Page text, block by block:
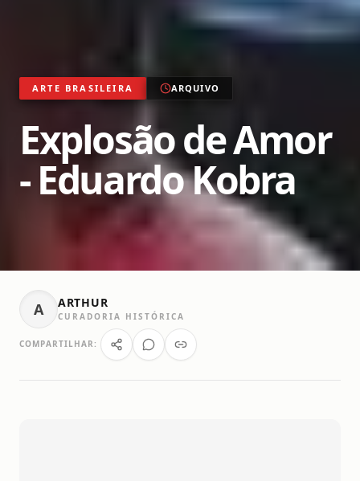
ARTE BRASILEIRA ARQUIVO
Explosão de Amor
- Eduardo Kobra
A ARTHUR
CURADORIA HISTÓRICA
COMPARTILHAR: